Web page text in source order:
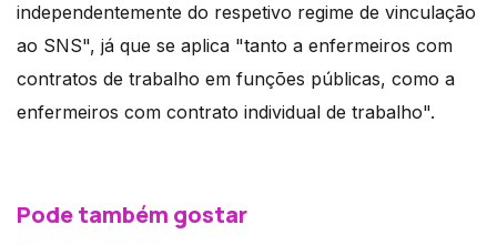
independentemente do respetivo regime de vinculação
ao SNS", já que se aplica "tanto a enfermeiros com
contratos de trabalho em funções públicas, como a
enfermeiros com contrato individual de trabalho".
Pode também gostar